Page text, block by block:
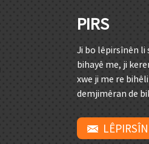
PIRS
Ji bo lêpirsînên li
bihayê me, ji
xwe ji me re
demjimêran de